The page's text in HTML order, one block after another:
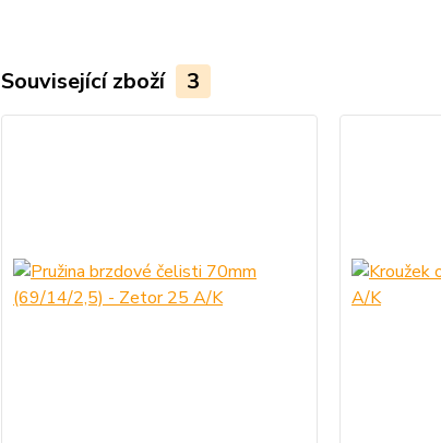
Související zboží 3